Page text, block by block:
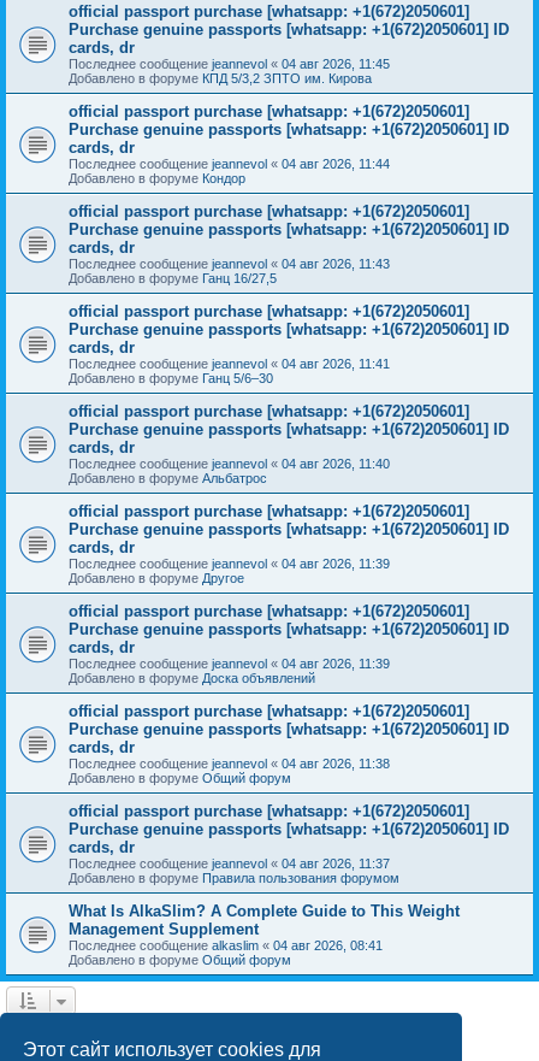
Этот сайт использует cookies для
official passport purchase [whatsapp: +1(672)2050601]
Purchase genuine passports [whatsapp: +1(672)2050601] ID
cards, dr
Последнее сообщение jeannevol « 04 авг 2026, 11:45
Добавлено в форуме КПД 5/3,2 ЗПТО им. Кирова
official passport purchase [whatsapp: +1(672)2050601]
Purchase genuine passports [whatsapp: +1(672)2050601] ID
cards, dr
Последнее сообщение jeannevol « 04 авг 2026, 11:44
Добавлено в форуме Кондор
official passport purchase [whatsapp: +1(672)2050601]
Purchase genuine passports [whatsapp: +1(672)2050601] ID
cards, dr
Последнее сообщение jeannevol « 04 авг 2026, 11:43
Добавлено в форуме Ганц 16/27,5
official passport purchase [whatsapp: +1(672)2050601]
Purchase genuine passports [whatsapp: +1(672)2050601] ID
cards, dr
Последнее сообщение jeannevol « 04 авг 2026, 11:41
Добавлено в форуме Ганц 5/6–30
official passport purchase [whatsapp: +1(672)2050601]
Purchase genuine passports [whatsapp: +1(672)2050601] ID
cards, dr
Последнее сообщение jeannevol « 04 авг 2026, 11:40
Добавлено в форуме Альбатрос
official passport purchase [whatsapp: +1(672)2050601]
Purchase genuine passports [whatsapp: +1(672)2050601] ID
cards, dr
Последнее сообщение jeannevol « 04 авг 2026, 11:39
Добавлено в форуме Другое
official passport purchase [whatsapp: +1(672)2050601]
Purchase genuine passports [whatsapp: +1(672)2050601] ID
cards, dr
Последнее сообщение jeannevol « 04 авг 2026, 11:39
Добавлено в форуме Доска объявлений
official passport purchase [whatsapp: +1(672)2050601]
Purchase genuine passports [whatsapp: +1(672)2050601] ID
cards, dr
Последнее сообщение jeannevol « 04 авг 2026, 11:38
Добавлено в форуме Общий форум
official passport purchase [whatsapp: +1(672)2050601]
Purchase genuine passports [whatsapp: +1(672)2050601] ID
cards, dr
Последнее сообщение jeannevol « 04 авг 2026, 11:37
Добавлено в форуме Правила пользования форумом
What Is AlkaSlim? A Complete Guide to This Weight
Management Supplement
Последнее сообщение alkaslim « 04 авг 2026, 08:41
Добавлено в форуме Общий форум